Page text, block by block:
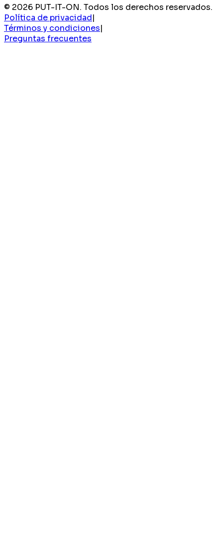
© 2026 PUT-IT-ON. Todos los derechos reservados.
Política de privacidad|
Términos y condiciones|
Preguntas frecuentes